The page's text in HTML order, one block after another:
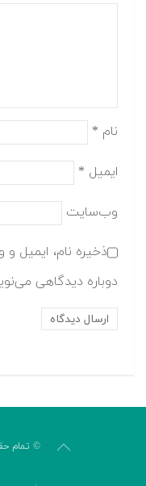
نام *
ایمیل *
وب‌سایت
ذخیره نام، ایمیل
دوباره دیدگاهی
© تمام